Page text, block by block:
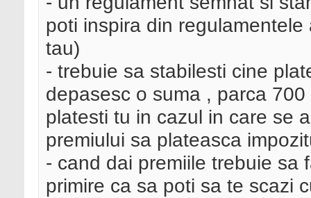
poti inspira din
tau)
- trebuie sa stabilesti cine
depasesc o suma , parca
platesti tu in cazul in care se
premiului sa plateasca
- cand dai premiile trebuie sa
primire ca sa poti sa te scazi